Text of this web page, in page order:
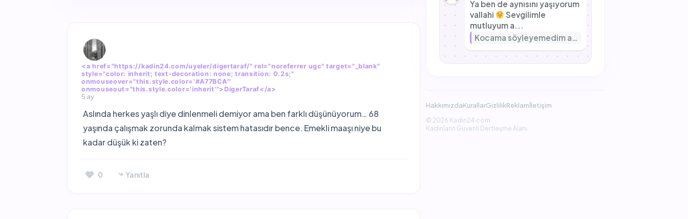
<a href="https://kadin24.com/uyeler/digertaraf/" rel="noreferrer ugc" target="_blank"
style="color: inherit; text-decoration: none; transition: 0.2s;"
onmouseover="this.style.color='#A77BCA'"
onmouseout="this.style.color='inherit'">DigerTaraf</a>
5 ay
Aslında herkes yaşlı diye dinlenmeli demiyor ama ben farklı düşünüyorum… 68
yaşında çalışmak zorunda kalmak sistem hatasıdır bence. Emekli maaşı niye bu
kadar düşük ki zaten?
0 Yanıtla
Ya ben de aynısını yaşıyorum
vallahi
Sevgilimle
mutluyum a...
Kocama söyleyemedim ama ilk aşkımı hâlâ düşünüyorum
HakkımızdaKurallarGizlilikReklamİletişim
© 2026 Kadin24.com
Kadınların Güvenli Dertleşme Alanı.